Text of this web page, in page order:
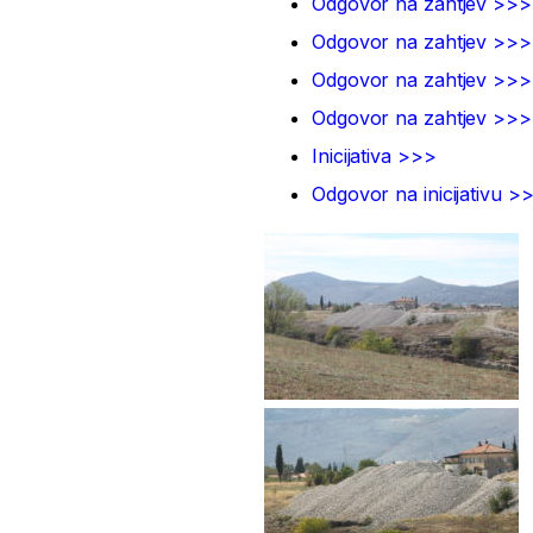
Odgovor na zahtjev >>>
Odgovor na zahtjev >>>
Odgovor na zahtjev >>>
Inicijativa >>>
Odgovor na inicijativu